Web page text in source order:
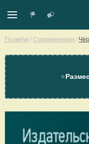
Поэмбук / Современники /
⭐